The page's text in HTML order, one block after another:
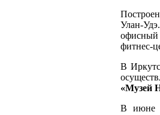
Улан-
офисный
фитнес-
В
«Музей
В июне